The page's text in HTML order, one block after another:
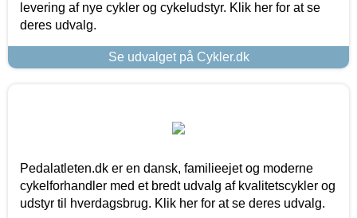
levering af nye cykler og cykeludstyr. Klik her for at se
deres udvalg.
Se udvalget på Cykler.dk
Pedalatleten.dk er en dansk, familieejet og moderne
cykelforhandler med et bredt udvalg af kvalitetscykler og
udstyr til hverdagsbrug. Klik her for at se deres udvalg.